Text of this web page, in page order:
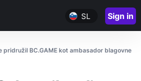
SL Sign in
pridružil BC.GAME kot ambasador blagovne